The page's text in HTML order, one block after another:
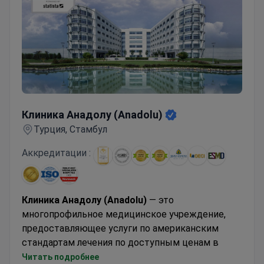
Клиника Анадолу (Anadolu)
Турция, Стамбул
Аккредитации :
Клиника Анадолу (Anadolu) — это
многопрофильное медицинское учреждение,
предоставляющее услуги по американским
стандартам лечения по доступным ценам в
Стамбуле (Турция). Anadolu Medical Center
Читать подробнее